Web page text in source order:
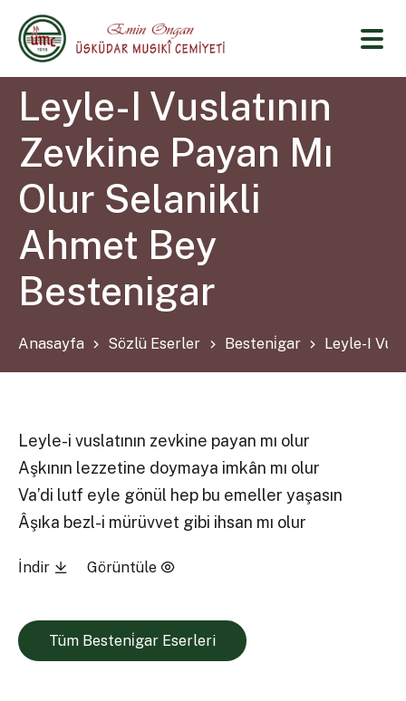
Leyle-I Vuslatının
Zevkine Payan Mı
Olur Selanikli
Ahmet Bey
Bestenigar
Anasayfa Sözlü Eserler Besteni̇gar Leyle-I
Leyle-i vuslatının zevkine payan mı olur
Aşkının lezzetine doymaya imkân mı olur
Va’di lutf eyle gönül hep bu emeller yaşasın
Âşıka bezl-i mürüvvet gibi ihsan mı olur
İndir Görüntüle
Tüm Besteni̇gar Eserleri